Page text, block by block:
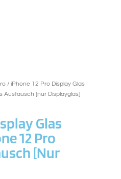
/ iPhone 12 Pro Display Glas
Austausch [nur Displayglas]
Glas
12 Pro
[nur